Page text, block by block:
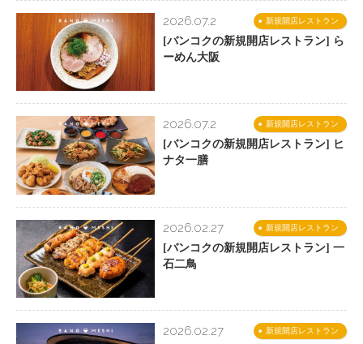
新規開店レストラン
2026.07.2
[バンコクの新規開店レストラン] ら
ーめん大阪
新規開店レストラン
2026.07.2
[バンコクの新規開店レストラン] ヒ
ナタ一膳
新規開店レストラン
2026.02.27
[バンコクの新規開店レストラン] 一
石二鳥
新規開店レストラン
2026.02.27